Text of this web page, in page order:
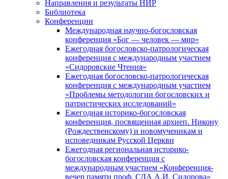
Направления и результаты НИР
Библиотека
Конференции
Международная научно-богословская
конференция «Бог — человек — мир»
Ежегодная богословско-патрологическая
конференция с международным участием
«Сидоровские Чтения»
Ежегодная богословско-патрологическая
конференция с международным участием
«Проблемы методологии богословских и
патристических исследований»
Ежегодная историко-богословская
конференция, посвященная архиеп. Никону
(Рождественскому) и новомученикам и
исповедникам Русской Церкви
Ежегодная региональная историко-
богословская конференция с
международным участием «Конференция-
вечер памяти проф. СДА А.И. Сидорова»